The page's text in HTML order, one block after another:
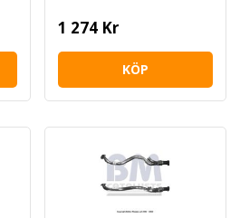
1 274 Kr
KÖP